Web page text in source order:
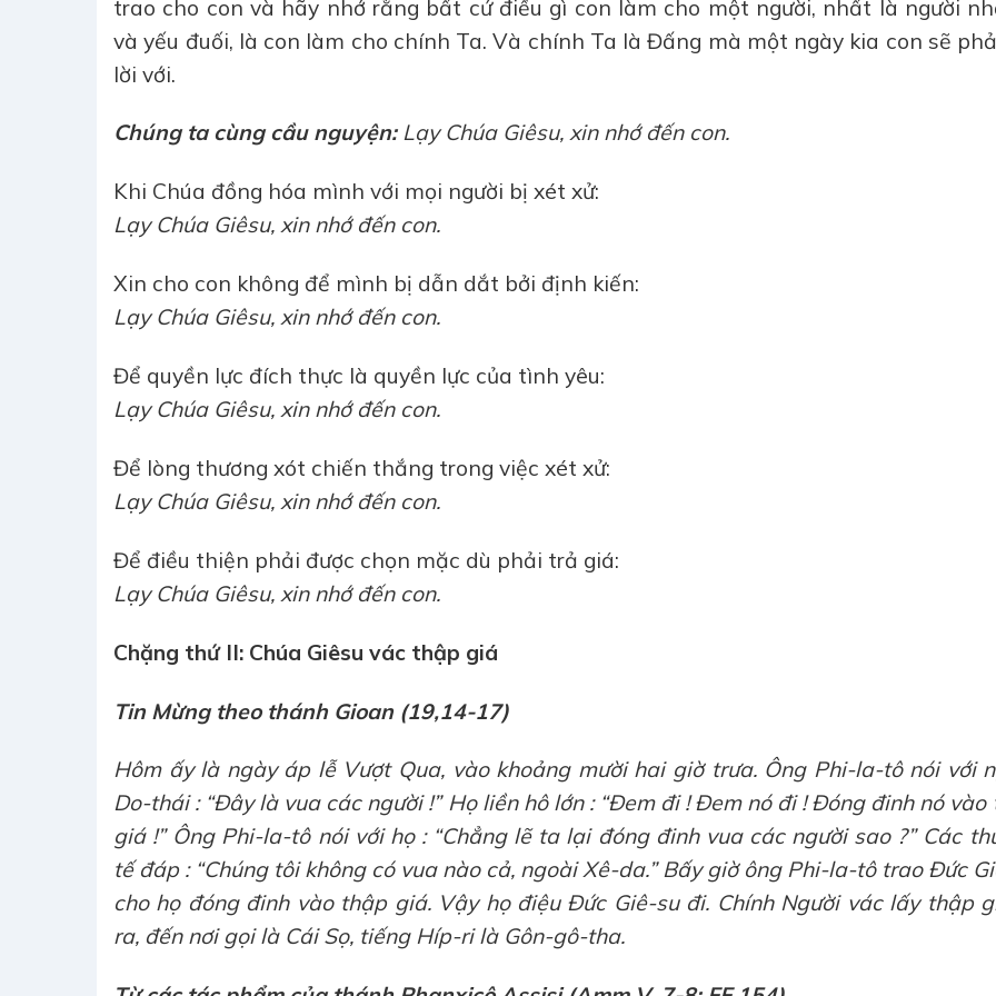
trao cho con và hãy nhớ rằng bất cứ điều gì con làm cho một người, nhất là người
và yếu đuối, là con làm cho chính Ta. Và chính Ta là Đấng mà một ngày kia con sẽ
lời với.
Chúng ta cùng cầu nguyện: Lạy Chúa Giêsu, xin nhớ đến con.
Khi Chúa đồng hóa mình với mọi người bị xét xử:
Lạy Chúa Giêsu, xin nhớ đến con.
Xin cho con không để mình bị dẫn dắt bởi định kiến:
Lạy Chúa Giêsu, xin nhớ đến con.
Để quyền lực đích thực là quyền lực của tình yêu:
Lạy Chúa Giêsu, xin nhớ đến con.
Để lòng thương xót chiến thắng trong việc xét xử:
Lạy Chúa Giêsu, xin nhớ đến con.
Để điều thiện phải được chọn mặc dù phải trả giá:
Lạy Chúa Giêsu, xin nhớ đến con.
Chặng thứ II: Chúa Giêsu vác thập giá
Tin Mừng theo thánh Gioan (19,14-17)
Hôm ấy là ngày áp lễ Vượt Qua, vào khoảng mười hai giờ trưa. Ông Phi-la-tô nói với
Do-thái : “Đây là vua các người !” Họ liền hô lớn : “Đem đi ! Đem nó đi ! Đóng đinh nó vào
giá !” Ông Phi-la-tô nói với họ : “Chẳng lẽ ta lại đóng đinh vua các người sao ?” Các
tế đáp : “Chúng tôi không có vua nào cả, ngoài Xê-da.” Bấy giờ ông Phi-la-tô trao Đức
cho họ đóng đinh vào thập giá. Vậy họ điệu Đức Giê-su đi. Chính Người vác lấy thập
ra, đến nơi gọi là Cái Sọ, tiếng Híp-ri là Gôn-gô-tha.